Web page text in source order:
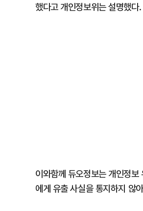
했다고 개인정보위는 설명했다.
이와함께 듀오정보는 개인정
에게 유출 사실을 통지하지 않